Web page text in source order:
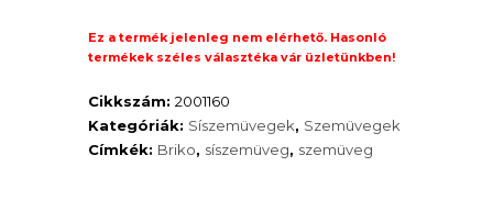
Ez a termék jelenleg nem elérhető. Hasonló
termékek széles választéka vár üzletünkben!
Cikkszám: 2001160
Kategóriák: Síszemüvegek, Szemüvegek
Címkék: Briko, síszemüveg, szemüveg